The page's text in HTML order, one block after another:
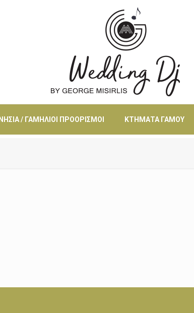
/ ΓΑΜΉΛΙΟΙ ΠΡΟΟΡΙΣΜΟΊ ΚΤΉΜΑΤΑ ΓΆΜΟΥ